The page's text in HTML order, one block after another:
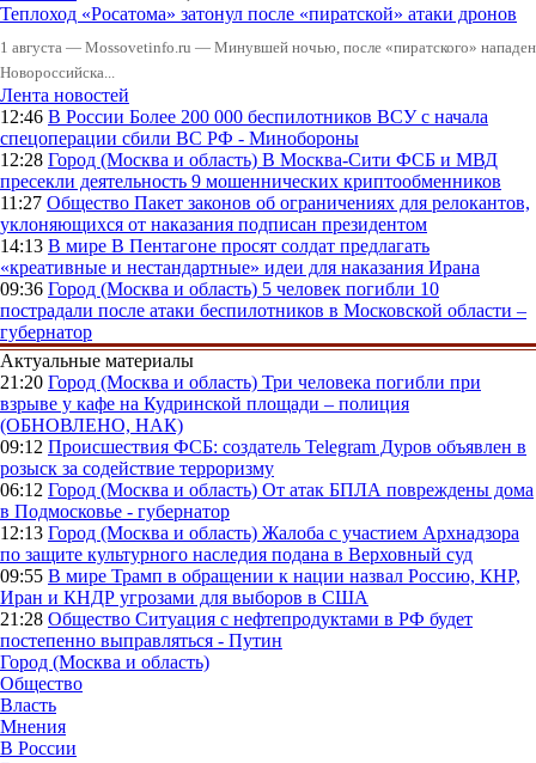
Теплоход «Росатома» затонул после «пиратской» атаки дронов
1 августа — Mossovetinfo.ru — Минувшей ночью, после «пиратского»
Новороссийска...
Лента новостей
12:46 В России Более 200 000 беспилотников ВСУ с начала
спецоперации сбили ВС РФ - Минобороны
12:28 Город (Москва и область) В Москва-Сити ФСБ и МВД
пресекли деятельность 9 мошеннических криптообменников
11:27 Общество Пакет законов об ограничениях для релокантов,
уклоняющихся от наказания подписан президентом
14:13 В мире В Пентагоне просят солдат предлагать
«креативные и нестандартные» идеи для наказания Ирана
09:36 Город (Москва и область) 5 человек погибли 10
пострадали после атаки беспилотников в Московской области –
губернатор
Актуальные материалы
21:20 Город (Москва и область) Три человека погибли при
взрыве у кафе на Кудринской площади – полиция
(ОБНОВЛЕНО, НАК)
09:12 Происшествия ФСБ: создатель Telegram Дуров объявлен в
розыск за содействие терроризму
06:12 Город (Москва и область) От атак БПЛА повреждены дома
в Подмосковье - губернатор
12:13 Город (Москва и область) Жалоба с участием Архнадзора
по защите культурного наследия подана в Верховный суд
09:55 В мире Трамп в обращении к нации назвал Россию, КНР,
Иран и КНДР угрозами для выборов в США
21:28 Общество Ситуация с нефтепродуктами в РФ будет
постепенно выправляться - Путин
Город (Москва и область)
Общество
Власть
Мнения
В России